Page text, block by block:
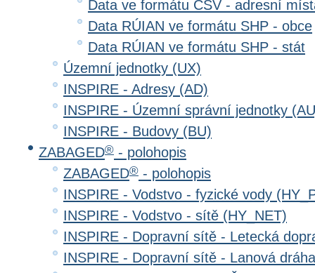
Data ve formátu CSV - adresní
Data RÚIAN ve formátu SHP - obce
Data RÚIAN ve formátu SHP - stát
Územní jednotky (UX)
INSPIRE - Adresy (AD)
INSPIRE - Územní správní jednotky
INSPIRE - Budovy (BU)
ZABAGED® - polohopis
ZABAGED® - polohopis
INSPIRE - Vodstvo - fyzické vody
INSPIRE - Vodstvo - sítě (HY_NET)
INSPIRE - Dopravní sítě - Letecká
INSPIRE - Dopravní sítě - Lanová